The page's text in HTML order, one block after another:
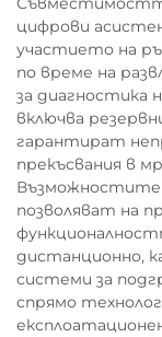
цифрови
участието на
по време на
за диагностика
включва
гарантират
прекъсвания в
Възможностите
позволяват на
дистанционно,
системи за
спрямо